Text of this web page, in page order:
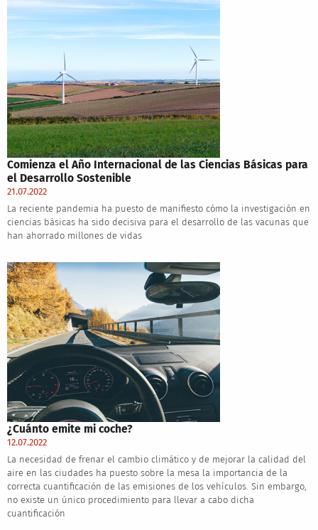
Comienza el Año Internacional de las Ciencias Básicas para
el Desarrollo Sostenible
21.07.2022
La reciente pandemia ha puesto de manifiesto cómo la investigación en
ciencias básicas ha sido decisiva para el desarrollo de las vacunas que
han ahorrado millones de vidas
¿Cuánto emite mi coche?
12.07.2022
La necesidad de frenar el cambio climático y de mejorar la calidad del
aire en las ciudades ha puesto sobre la mesa la importancia de la
correcta cuantificación de las emisiones de los vehículos. Sin embargo,
no existe un único procedimiento para llevar a cabo dicha
cuantificación